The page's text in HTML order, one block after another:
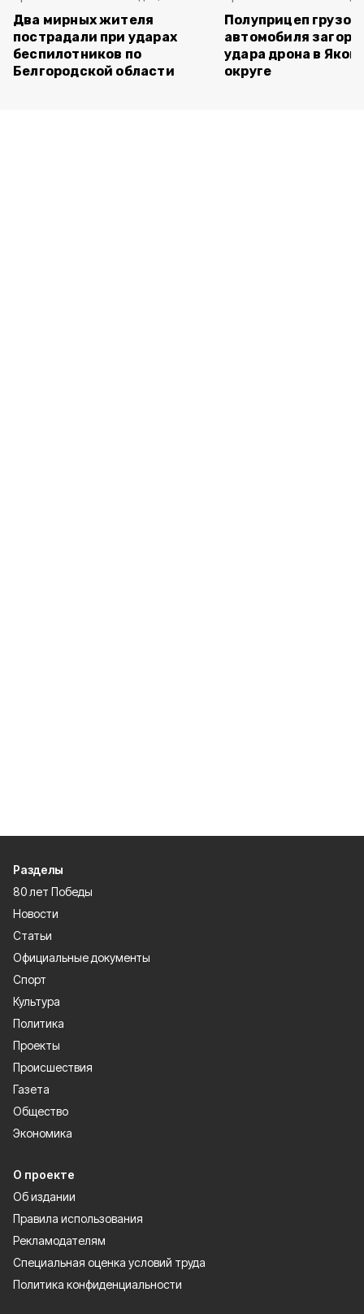
Два мирных жителя
пострадали при ударах
беспилотников по
Белгородской области
Полуприцеп
автомобиля
удара дрона в
округе
Разделы
80 лет Победы
Новости
Статьи
Официальные документы
Спорт
Культура
Политика
Проекты
Происшествия
Газета
Общество
Экономика
О проекте
Об издании
Правила использования
Рекламодателям
Специальная оценка условий труда
Политика конфиденциальности